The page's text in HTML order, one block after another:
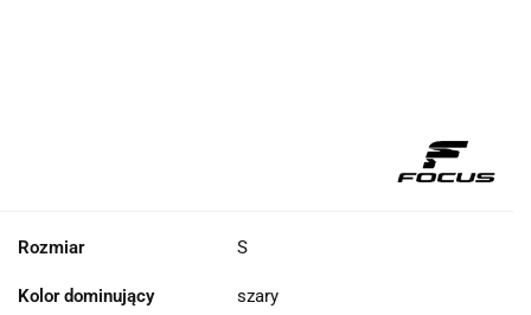
Rozmiar S
Kolor dominujący szary